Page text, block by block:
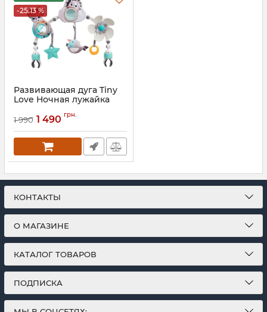
-25.13 %
Развивающая дуга Tiny
Love Ночная лужайка
1 990 1 490 грн.
КОНТАКТЫ
О МАГАЗИНЕ
КАТАЛОГ ТОВАРОВ
ПОДПИСКА